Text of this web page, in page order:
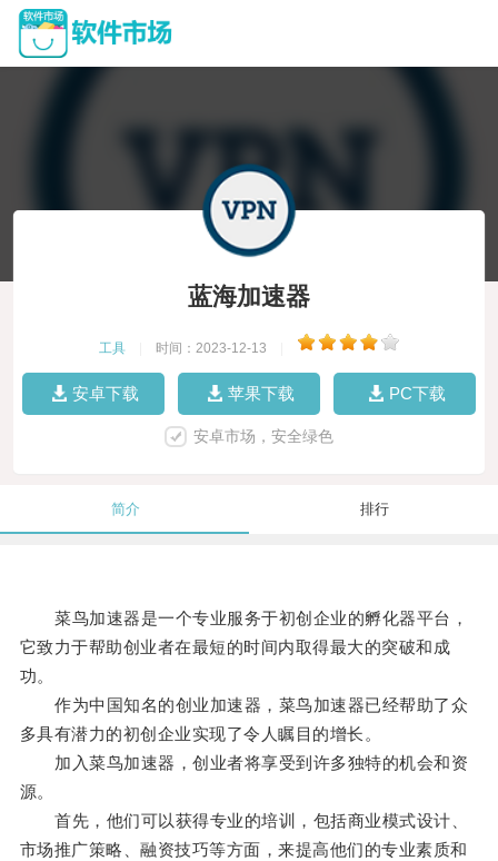
蓝海加速器
工具 时间：2023-12-13
安卓下载 苹果下载 PC下载
安卓市场，安全绿色
简介 排行
菜鸟加速器是一个专业服务于初创企业的孵化器平台，
它致力于帮助创业者在最短的时间内取得最大的突破和成
功。
作为中国知名的创业加速器，菜鸟加速器已经帮助了众
多具有潜力的初创企业实现了令人瞩目的增长。
加入菜鸟加速器，创业者将享受到许多独特的机会和资
源。
首先，他们可以获得专业的培训，包括商业模式设计、
市场推广策略、融资技巧等方面，来提高他们的专业素质和